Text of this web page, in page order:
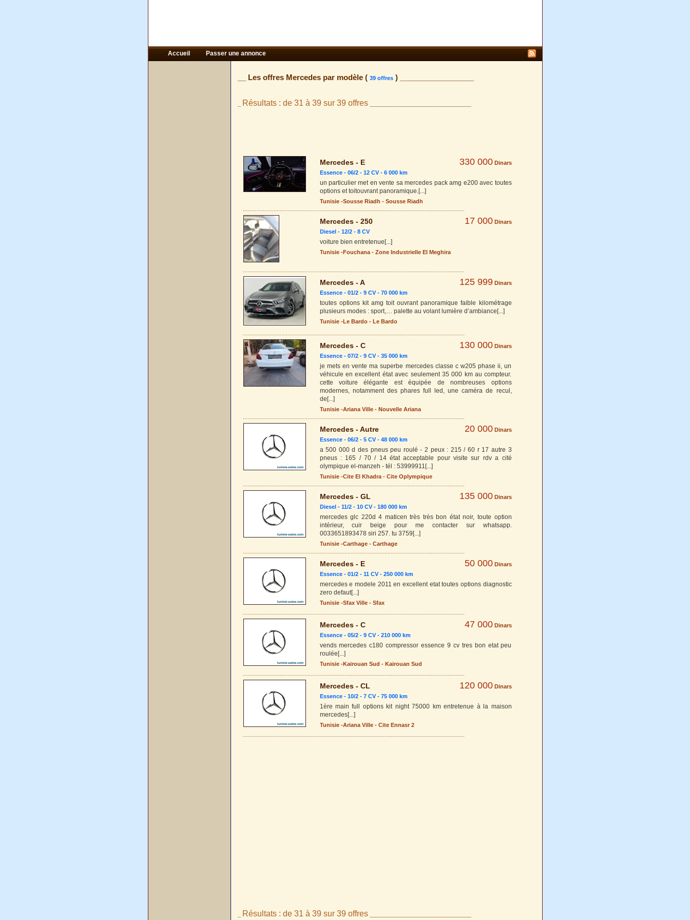
Accueil Passer une annonce
__ Les offres Mercedes par modèle ( 39 offres) __________________
Résultats : de 31 à 39 sur 39 offres_________________________________
Mercedes - E 330 000 Dinars
Essence - 06/2 - 12 CV - 6 000 km
un particulier met en vente sa mercedes pack amg e200 avec toutes
options et toitouvrant panoramique.[...]
Tunisie-Sousse Riadh - Sousse Riadh
Mercedes - 250 17 000 Dinars
Diesel - 12/2 - 8 CV
voiture bien entretenue [...]
Tunisie-Fouchana- Zone Industrielle El Meghira
Mercedes - A 125 999 Dinars
Essence - 01/2 - 9 CV - 70 000 km
toutes options kit amg toit ouvrant panoramique faible kilométrage
plusieurs modes : sport,… palette au volant lumière d’ambiance [...]
Tunisie-Le Bardo- Le Bardo
Mercedes - C 130 000 Dinars
Essence - 07/2 - 9 CV - 35 000 km
je mets en vente ma superbe mercedes classe c w205 phase ii, un
véhicule en excellent état avec seulement 35 000 km au compteur.
cette voiture élégante est équipée de nombreuses options
modernes, notamment des phares full led, une caméra de recul,
de [...]
Tunisie-Ariana Ville- Nouvelle Ariana
Mercedes - Autre 20 000 Dinars
Essence - 06/2 - 5 CV - 48 000 km
a 500 000 d des pneus peu roulé - 2 peux : 215 / 60 r 17 autre 3
pneus : 165 / 70 / 14 état acceptable pour visite sur rdv a cité
olympique el-manzeh - tél : 53999911 [...]
Tunisie-Cite El Khadra- Cite Oplympique
Mercedes - GL 135 000 Dinars
Diesel - 11/2 - 10 CV - 180 000 km
mercedes glc 220d 4 maticen très très bon état noir, toute option
intérieur, cuir beige pour me contacter sur whatsapp.
0033651893478 siri 257. tu 3759 [...]
Tunisie-Carthage- Carthage
Mercedes - E 50 000 Dinars
Essence - 01/2 - 11 CV - 250 000 km
mercedes e modele 2011 en excellent etat toutes options diagnostic
zero defaut[...]
Tunisie-Sfax Ville- Sfax
Mercedes - C 47 000 Dinars
Essence - 05/2 - 9 CV - 210 000 km
vends mercedes c180 compressor essence 9 cv tres bon etat peu
roulée [...]
Tunisie-Kairouan Sud - Kairouan Sud
Mercedes - CL 120 000 Dinars
Essence - 10/2 - 7 CV - 75 000 km
1ère main full options kit night 75000 km entretenue à la maison
mercedes[...]
Tunisie-Ariana Ville- Cite Ennasr 2
Résultats : de 31 à 39 sur 39 offres_________________________________